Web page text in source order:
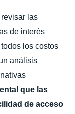
las
de interés
los costos
análisis
que las
de acceso